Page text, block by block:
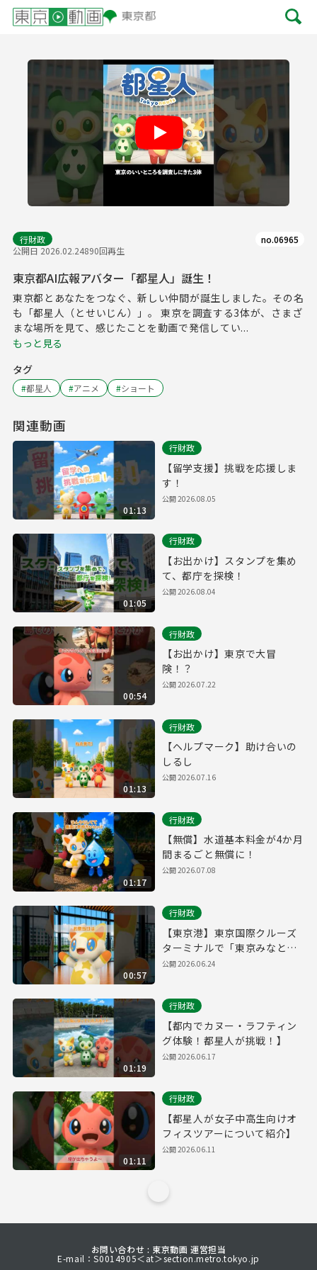
行財政
公開日 2026.02.24890回再生
no.06965
東京都AI広報アバター「都星人」誕生！
東京都とあなたをつなぐ、新しい仲間が誕生しました。その名
も「都星人（とせいじん）」。 東京を調査する3体が、さまざ
まな場所を見て、感じたことを動画で発信してい...
もっと見る
タグ
#都星人 #アニメ #ショート
関連動画
01:13
行財政
【留学支援】挑戦を応援しま
す！
公開2026.08.05
01:05
行財政
【お出かけ】スタンプを集め
て、都庁を探検！
公開2026.08.04
00:54
行財政
【お出かけ】東京で大冒
険！？
公開2026.07.22
01:13
行財政
【ヘルプマーク】助け合いの
しるし
公開2026.07.16
01:17
行財政
【無償】水道基本料金が4か月
間まるごと無償に！
公開2026.07.08
00:57
行財政
【東京港】東京国際クルーズ
ターミナルで「東京みなと
祭」を開催！
公開2026.06.24
01:19
行財政
【都内でカヌー・ラフティン
グ体験！都星人が挑戦！】
公開2026.06.17
01:11
行財政
【都星人が女子中高生向けオ
フィスツアーについて紹介】
公開2026.06.11
お問い合わせ : 東京動画 運営担当
E-mail：S0014905＜at＞section.metro.tokyo.jp